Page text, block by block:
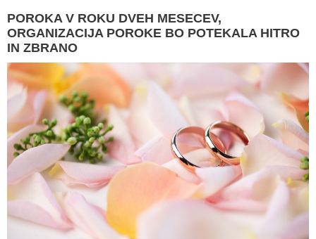
POROKA V ROKU DVEH MESECEV,
ORGANIZACIJA POROKE BO POTEKALA HITRO
IN ZBRANO